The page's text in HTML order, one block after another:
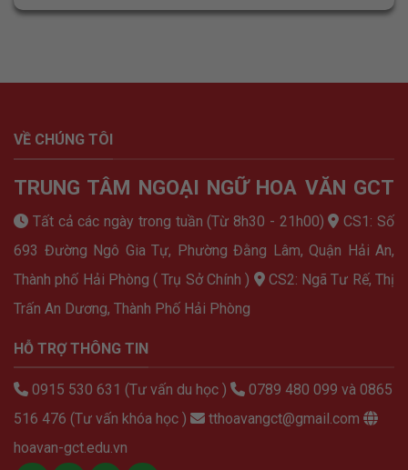
VỀ CHÚNG TÔI
TRUNG TÂM NGOẠI NGỮ HOA VĂN GCT
Tất cả các ngày trong tuần (Từ 8h30 - 21h00)
CS1: Số
693 Đường Ngô Gia Tự, Phường Đằng Lâm, Quận Hải An,
Thành phố Hải Phòng ( Trụ Sở Chính )
CS2: Ngã Tư Rế, Thị
Trấn An Dương, Thành Phố Hải Phòng
HỖ TRỢ THÔNG TIN
0915 530 631 (Tư vấn du học )
0789 480 099 và 0865
516 476 (Tư vấn khóa học )
tthoavangct@gmail.com
hoavan-gct.edu.vn